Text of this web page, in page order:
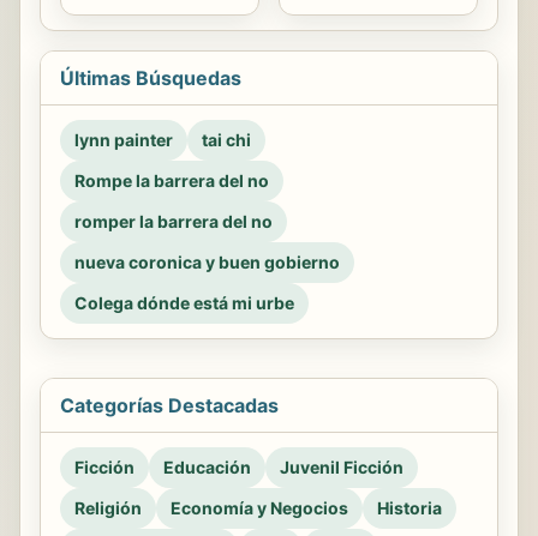
Últimas Búsquedas
lynn painter
tai chi
Rompe la barrera del no
romper la barrera del no
nueva coronica y buen gobierno
Colega dónde está mi urbe
Categorías Destacadas
Ficción Educación
Juvenil Ficción
Religión
Economía y Negocios Historia